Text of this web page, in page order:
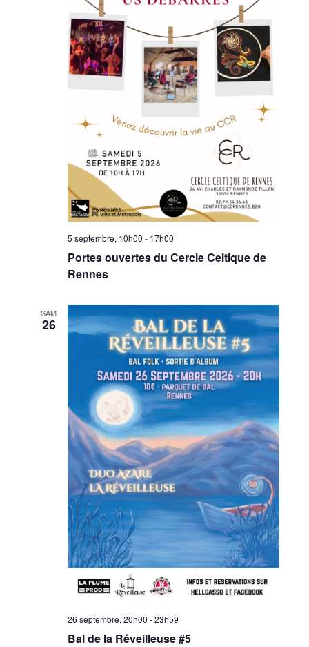
5 septembre, 10h00 - 17h00
Portes ouvertes du Cercle Celtique de
Rennes
SAM
26
26 septembre, 20h00 -23h59
Bal de la Réveilleuse #5